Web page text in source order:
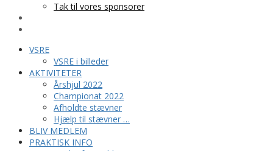
Tak til vores sponsorer
VSRE
VSRE i billeder
AKTIVITETER
Årshjul 2022
Championat 2022
Afholdte stævner
Hjælp til stævner …
BLIV MEDLEM
PRAKTISK INFO